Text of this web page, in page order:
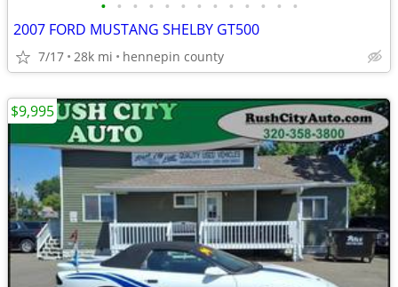
• • • • • • • • • • • • •
2007 FORD MUSTANG SHELBY GT500
7/17 28k mi hennepin county
$9,995